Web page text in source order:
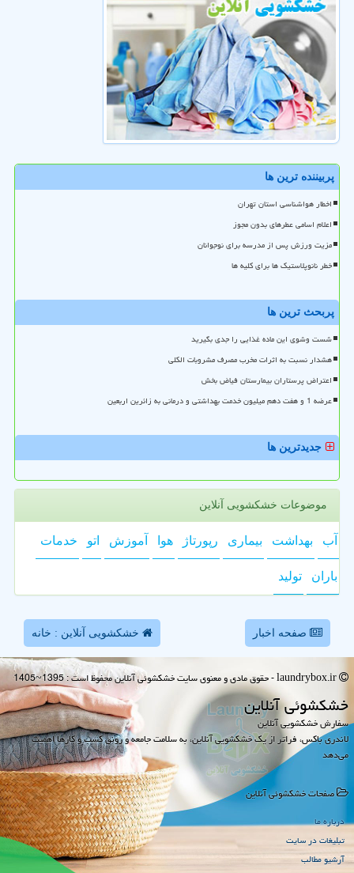
پربیننده ترین ها
اخطار هواشناسی استان تهران
اعلام اسامی عطرهای بدون مجوز
مزیت ورزش پس از مدرسه برای نوجوانان
خطر نانوپلاستیک ها برای کلیه ها
پربحث ترین ها
شست وشوی این ماده غذایی را جدی بگیرید
هشدار نسبت به اثرات مخرب مصرف مشروبات الکلی
اعتراض پرستاران بیمارستان فیاض بخش
عرضه 1 و هفت دهم میلیون خدمت بهداشتی و درمانی به زائرین اربعین
جدیدترین ها
موضوعات خشکشویی آنلاین
آب بهداشت بیماری رپورتاژ هوا آموزش اتو خدمات
باران تولید
صفحه اخبار خشکشویی آنلاین : خانه
خشكشوئی آنلاین
سفارش خشکشویی آنلاین
لاندری باکس، فراتر از یک خشکشویی آنلاین، به سلامت جامعه و رونق کسب و کارها اهمیت
می‌دهد
صفحات خشكشوئی آنلاین
درباره ما
تبلیغات در سایت
آرشیو مطالب